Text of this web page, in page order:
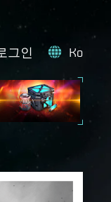
그인 Ko